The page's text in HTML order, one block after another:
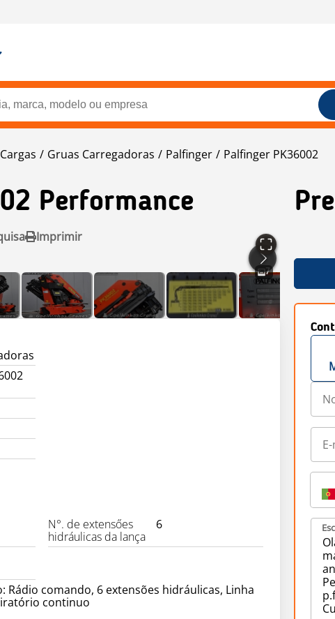
Gruas Carregadoras Palfinger Palfinger PK36002
Performance
Imprimir
7
N°. de extensőes
hidráulicas da lança
6
Rádio comando, 6 extensões hidráulicas, Linha
continuo